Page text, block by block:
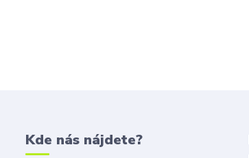
Kde nás nájdete?